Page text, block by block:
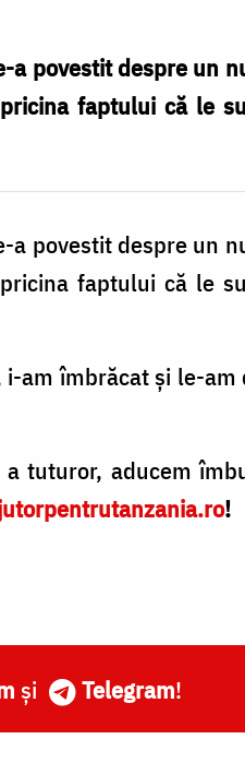
a povestit despre un
faptului că le
a povestit despre un
faptului că le
am îmbrăcat și le-am
tuturor, aducem
!
și Telegram!